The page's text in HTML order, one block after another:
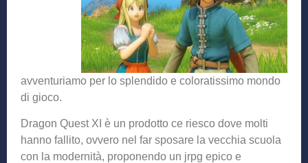
avventuriamo per lo splendido e coloratissimo mondo
di gioco.
Dragon Quest XI è un prodotto ce riesco dove molti
hanno fallito, ovvero nel far sposare la vecchia scuola
con la modernità, proponendo un jrpg epico e